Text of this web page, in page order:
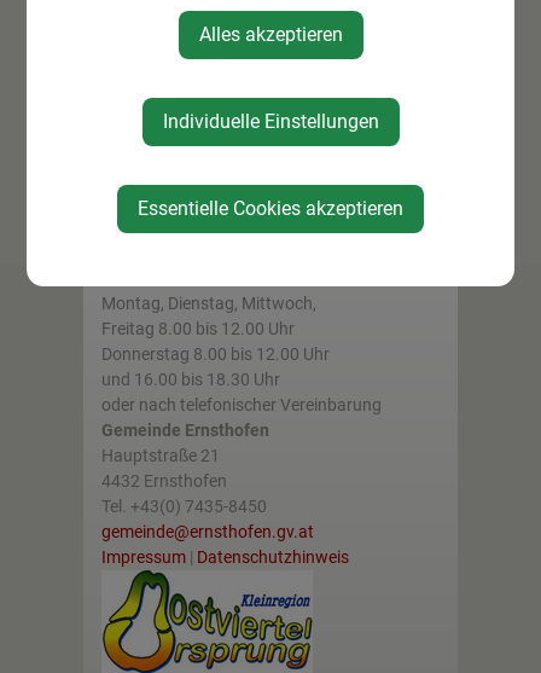
Aktuelle Veranstaltungen
Montag, Dienstag, Mittwoch,
Freitag 8.00 bis 12.00 Uhr
Donnerstag 8.00 bis 12.00 Uhr
und 16.00 bis 18.30 Uhr
oder nach telefonischer Vereinbarung
Gemeinde Ernsthofen
Hauptstraße 21
4432 Ernsthofen
Tel. +43(0) 7435-8450
gemeinde@ernsthofen.gv.at
Impressum | Datenschutzhinweis
Alles akzeptieren
Individuelle Einstellungen
Essentielle Cookies akzeptieren